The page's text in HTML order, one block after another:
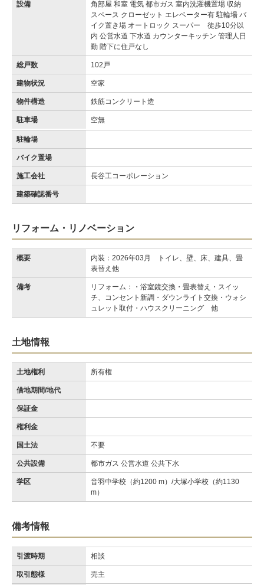
設備
角部屋 和室 電気 都市ガス 室内洗濯機置場 収納
スペース クローゼット エレベーター有 駐輪場 バ
イク置き場 オートロック スーパー 徒歩10分以
内 公営水道 下水道 カウンターキッチン 管理人日
勤 階下に住戸なし
総戸数 102戸
建物状況 空家
物件構造 鉄筋コンクリート造
駐車場 空無
駐輪場
バイク置場
施工会社 長谷工コーポレーション
建築確認番号
リフォーム・リノベーション
概要
内装：2026年03月 トイレ、壁、床、建具、畳
表替え他
備考
リフォーム：・浴室鏡交換・畳表替え・スイッ
チ、コンセント新調・ダウンライト交換・ウォシ
ュレット取付・ハウスクリーニング 他
土地情報
土地権利 所有権
借地期間/地代
保証金
権利金
国土法 不要
公共設備 都市ガス 公営水道 公共下水
学区
音羽中学校（約1200 m）/大塚小学校（約1130
m）
備考情報
引渡時期 相談
取引態様 売主